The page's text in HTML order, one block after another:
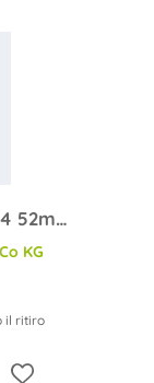
Leitz raccoglitore 10505015 A4 52mm giallo cartone
KG
il ritiro